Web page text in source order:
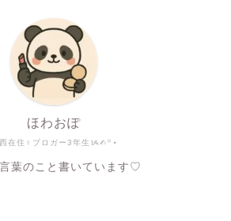
在住♀ブロガー3年生ᝰ✍︎꙳⋆
ほわおぽ
葉のこと書いています♡